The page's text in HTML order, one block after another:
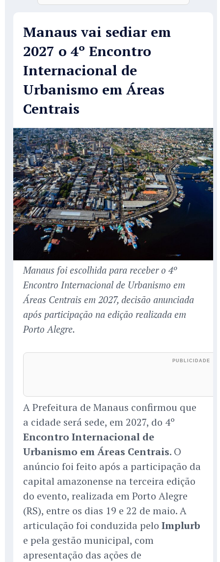
Manaus vai sediar em
2027 o 4º Encontro
Internacional de
Urbanismo em Áreas
Centrais
Manaus foi escolhida para receber o 4º
Encontro Internacional de Urbanismo em
Áreas Centrais em 2027, decisão anunciada
após participação na edição realizada em
Porto Alegre.
A Prefeitura de Manaus confirmou que
a cidade será sede, em 2027, do 4º
Encontro Internacional de
Urbanismo em Áreas Centrais. O
anúncio foi feito após a participação da
capital amazonense na terceira edição
do evento, realizada em Porto Alegre
(RS), entre os dias 19 e 22 de maio. A
articulação foi conduzida pelo Implurb
e pela gestão municipal, com
apresentação das ações de